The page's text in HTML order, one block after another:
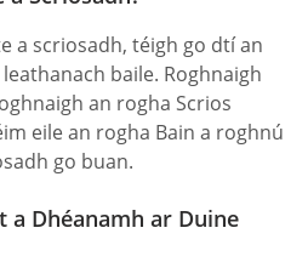
a scriosadh, téigh go dtí an
baile. Roghnaigh
an rogha Scrios
eile an rogha Bain a roghnú
go buan.
a Dhéanamh ar Duine